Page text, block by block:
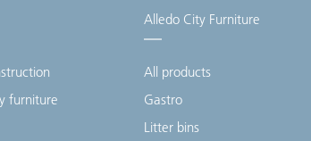
furniture
Alledo City Furniture
All products
Gastro
Litter bins